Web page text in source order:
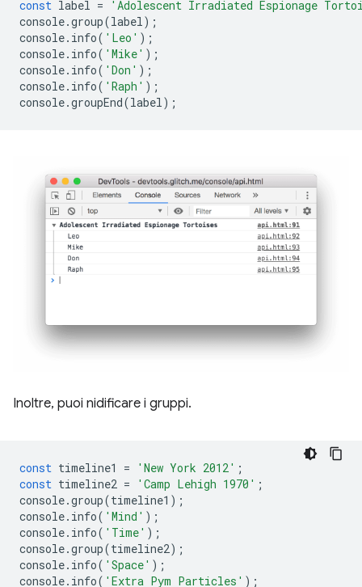
const label =
'Adolescent Irradiated Espionage
console.group(label);
console. info( 'Leo' );
console. info( 'Mike' );
console. info( 'Don' );
console. info( 'Raph' );
console.groupEnd(label);
Inoltre, puoi nidificare i gruppi.
const timeline1 = 'New York 2012' ;
const timeline2 = 'Camp Lehigh 1970' ;
console.group(timeline1 );
console. info( 'Mind' );
console. info( 'Time' );
console.group(timeline2);
console. info( 'Space' );
console. info( 'Extra Pym Particles' );